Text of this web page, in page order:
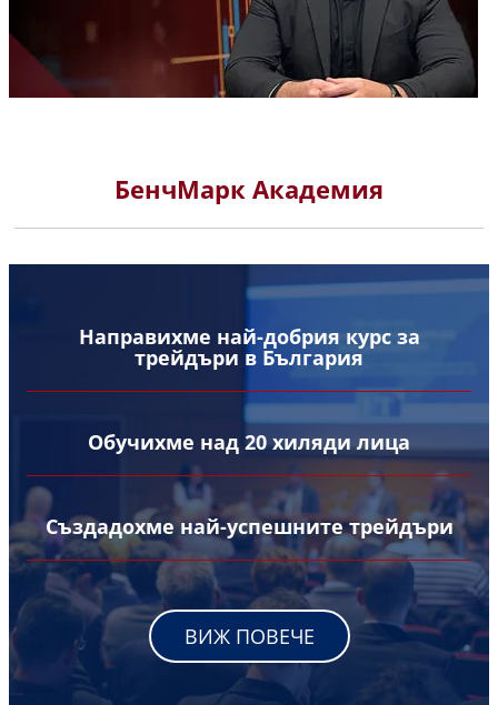
БенчМарк Академия
Направихме най-добрия курс за
трейдъри в България
Обучихме над 20 хиляди лица
Създадохме най-успешните трейдъри
ВИЖ ПОВЕЧЕ